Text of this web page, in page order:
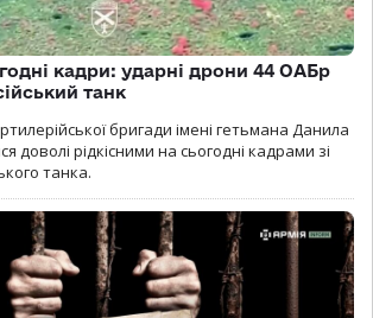
кадри: ударні дрони 44 ОАБр
танк
бригади імені гетьмана Данила
доволі рідкісними на сьогодні кадрами зі
танка.